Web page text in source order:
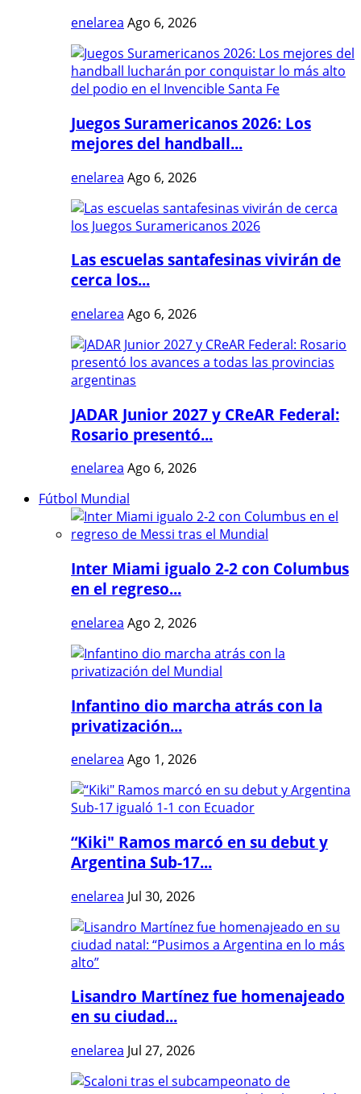
enelarea Ago 6, 2026
Juegos Suramericanos 2026: Los
mejores del handball...
enelarea Ago 6, 2026
Las escuelas santafesinas vivirán de
cerca los...
enelarea Ago 6, 2026
JADAR Junior 2027 y CReAR Federal:
Rosario presentó...
enelarea Ago 6, 2026
Fútbol Mundial
Inter Miami igualo 2-2 con Columbus
en el regreso...
enelarea Ago 2, 2026
Infantino dio marcha atrás con la
privatización...
enelarea Ago 1, 2026
“Kiki" Ramos marcó en su debut y
Argentina Sub-17...
enelarea Jul 30, 2026
Lisandro Martínez fue homenajeado
en su ciudad...
enelarea Jul 27, 2026